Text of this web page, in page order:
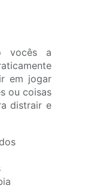
vocês a
em jogar
ou coisas
distrair e